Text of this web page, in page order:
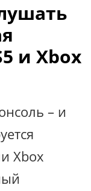
и Xbox
– и
Xbox